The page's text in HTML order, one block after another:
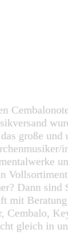
große
Dann
mit
gleich in